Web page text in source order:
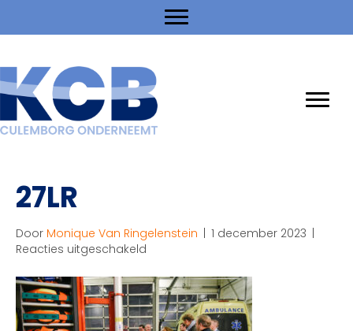
27LR
Door Monique Van Ringelenstein | 1 december 2023 |
Reacties uitgeschakeld